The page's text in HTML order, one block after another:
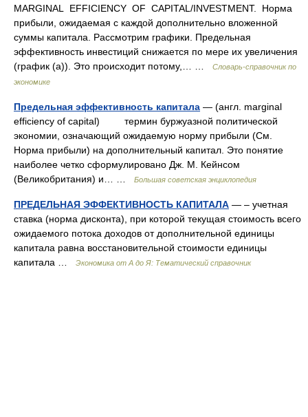
MARGINAL EFFICIENCY OF CAPITAL/INVESTMENT. Норма
прибыли, ожидаемая с каждой дополнительно вложенной
суммы капитала. Рассмотрим графики. Предельная
эффективность инвестиций снижается по мере их увеличения
(график (а)). Это происходит потому,… …
Словарь-справочник по
экономике
Предельная эффективность капитала — (англ. marginal
efficiency of capital) термин буржуазной политической
экономии, означающий ожидаемую норму прибыли (См.
Норма прибыли) на дополнительный капитал. Это понятие
наиболее четко сформулировано Дж. М. Кейнсом
(Великобритания) и… …
Большая советская энциклопедия
ПРЕДЕЛЬНАЯ ЭФФЕКТИВНОСТЬ КАПИТАЛА — – учетная
ставка (норма дисконта), при которой текущая стоимость всего
ожидаемого потока доходов от дополнительной единицы
капитала равна восстановительной стоимости единицы
капитала …
Экономика от А до Я: Тематический справочник